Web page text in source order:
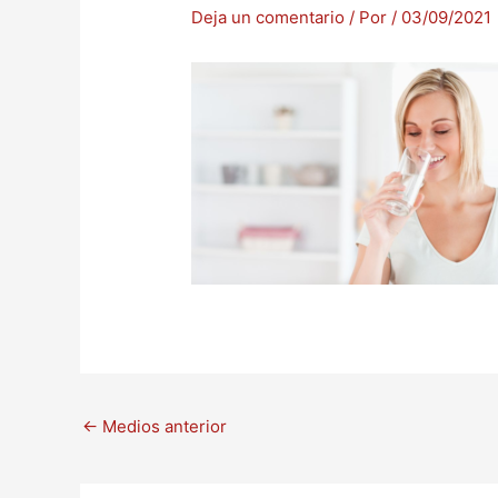
Deja un comentario / Por / 03/09/2021
← Medios anterior